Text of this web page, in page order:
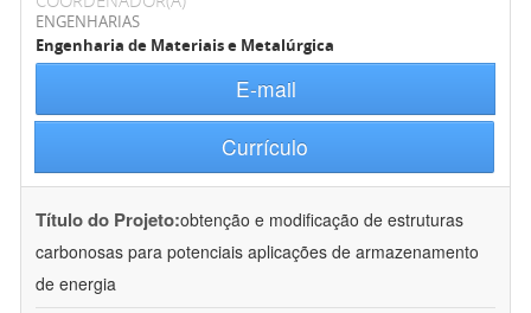
ENGENHARIAS
Engenharia de Materiais e Metalúrgica
E-mail
Currículo
Título do Projeto:obtenção e modificação de estruturas
carbonosas para potenciais aplicações de armazenamento
de energia